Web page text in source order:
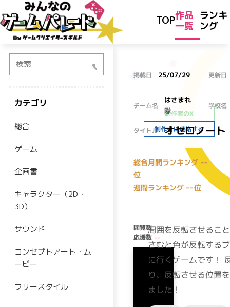
TOP作品
一覧
ランキ
ング
検索
カテゴリ
総合
ゲーム
企画書
キャラクター（2D・
3D）
サウンド
コンセプトアート・ム
ービー
フリースタイル
掲載日 25/07/29 更新日
チーム名
はさまれ
隊
学校名
タイトル オセロノート
制作者のX
制作者に連絡する
総合月間ランキング --
位
週間ランキング --位
閲覧数--
応援数 --
周囲を反転させるこ
さむと色が反転する
に行くゲームです！
り、反転させる位置
ました！